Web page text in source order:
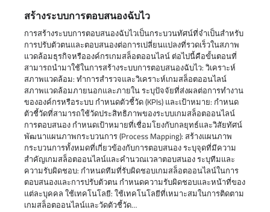
สร้างระบบการตอบสนองฉับไว
การสร้างระบบการตอบสนองฉับไวเป็นกระบวนทัศน์ที่จำเป็นสำหรับ
การปรับตัวตนและตอบสนองต่อการเปลี่ยนแปลงที่รวดเร็วในสภาพ
แวดล้อมธุรกิจหรือองค์กรเกมสล็อตออนไลน์ ต่อไปนี้คือขั้นตอนที่
สามารถนำมาใช้ในการสร้างระบบการตอบสนองฉับไว: วิเคราะห์
สภาพแวดล้อม: ทำการสำรวจและวิเคราะห์เกมสล็อตออนไลน์
สภาพแวดล้อมภายนอกและภายใน ระบุปัจจัยที่ส่งผลต่อการทำงาน
ขององค์กรหรือระบบ กำหนดตัวชี้วัด (KPIs) และเป้าหมาย: กำหนด
ตัวชี้วัดที่สามารถใช้วัดประสิทธิภาพของระบบเกมสล็อตออนไลน์
การตอบสนอง กำหนดเป้าหมายที่เชื่อมโยงกับกลยุทธ์และวิสัยทัศน์
พัฒนาแผนภาพกระบวนการ (Process Mapping): สร้างแผนภาพ
กระบวนการทั้งหมดที่เกี่ยวข้องกับการตอบสนอง ระบุจุดที่มีความ
สำคัญเกมสล็อตออนไลน์และคำนวณเวลาตอบสนอง ระบุทีมและ
ความรับผิดชอบ: กำหนดทีมที่รับผิดชอบเกมสล็อตออนไลน์ในการ
ตอบสนองและการปรับตัวตน กำหนดความรับผิดชอบและหน้าที่ของ
แต่ละบุคคล ใช้เทคโนโลยี: ใช้เทคโนโลยีที่เหมาะสมในการติดตาม
เกมสล็อตออนไลน์และวัดตัวชี้วัด…